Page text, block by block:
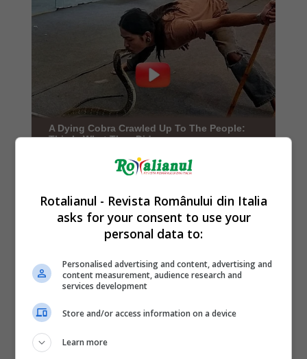
Rotalianul - Revista Românului din Italia
asks for your consent to use your
personal data to:
Personalised advertising and content, advertising and
content measurement, audience research and
services development
Store and/or access information on a device
Learn more